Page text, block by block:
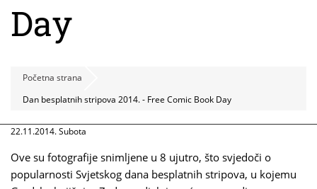
Day
Početna strana
Dan besplatnih stripova 2014. - Free Comic Book Day
22.11.2014. Subota
Ove su fotografije snimljene u 8 ujutro, što svjedoči o
popularnosti Svjetskog dana besplatnih stripova, u kojemu